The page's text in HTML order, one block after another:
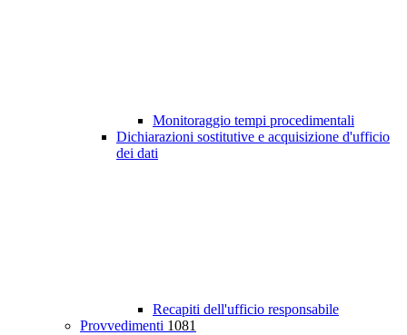
Monitoraggio tempi procedimentali
Dichiarazioni sostitutive e acquisizione d'ufficio
dei dati
Recapiti dell'ufficio responsabile
Provvedimenti 1081